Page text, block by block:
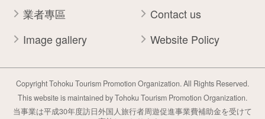
業者專區
Contact us
Image gallery
Website Policy
Copyright Tohoku Tourism Promotion Organization. All Rights Reserved.
This website is maintained by Tohoku Tourism Promotion Organization.
当事業は平成30年度訪日外国人旅行者周遊促進事業費補助金を受けて